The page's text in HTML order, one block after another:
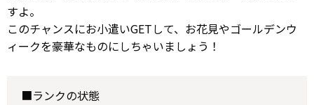
すよ。
このチャンスにお小遣いGETして、お花見やゴールデンウ
ィークを豪華なものにしちゃいましょう！
■ランクの状態